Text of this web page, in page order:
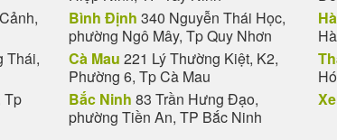
Thái,
Tp
Bình Định 340 Nguyễn Thái Học,
phường Ngô Mây, Tp Quy Nhơn
Cà Mau 221 Lý Thường Kiệt, K2,
Phường 6, Tp Cà Mau
Bắc Ninh 83 Trần Hưng Đạo,
phường Tiền An, TP Bắc Ninh